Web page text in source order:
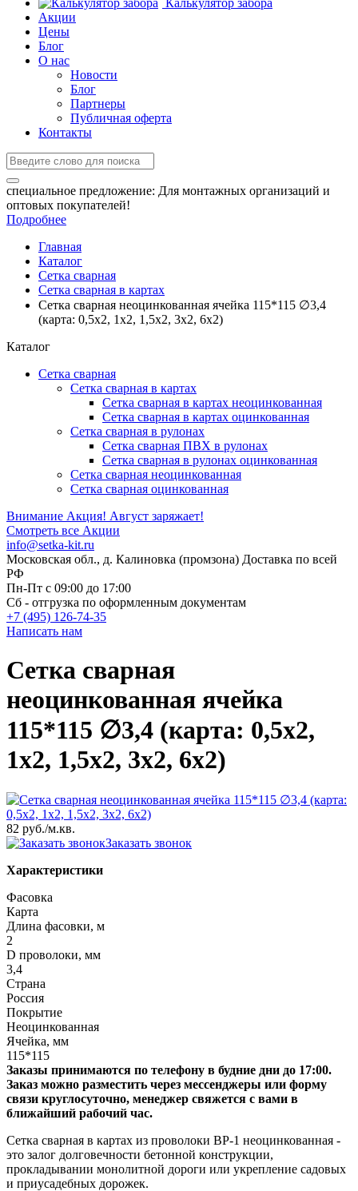
Калькулятор забора
Акции
Цены
Блог
О нас
Новости
Блог
Партнеры
Публичная оферта
Контакты
специальное предложение: Для монтажных организаций и
оптовых покупателей!
Подробнее
Главная
Каталог
Сетка сварная
Сетка сварная в картах
Сетка сварная неоцинкованная ячейка 115*115 ∅3,4
(карта: 0,5х2, 1х2, 1,5х2, 3х2, 6х2)
Каталог
Сетка сварная
Сетка сварная в картах
Сетка сварная в картах неоцинкованная
Сетка сварная в картах оцинкованная
Сетка сварная в рулонах
Cетка сварная ПВХ в рулонах
Сетка сварная в рулонах оцинкованная
Сетка сварная неоцинкованная
Сетка сварная оцинкованная
Внимание Акция! Август заряжает!
Смотреть все Акции
info@setka-kit.ru
Московская обл., д. Калиновка (промзона) Доставка по всей
РФ
Пн-Пт с 09:00 до 17:00
Сб - отгрузка по оформленным документам
+7 (495) 126-74-35
Написать нам
Сетка сварная
неоцинкованная ячейка
115*115 ∅3,4 (карта: 0,5х2,
1х2, 1,5х2, 3х2, 6х2)
82 руб./м.кв.
Заказать звонок
Характеристики
Фасовка
Карта
Длина фасовки, м
2
D проволоки, мм
3,4
Страна
Россия
Покрытие
Неоцинкованная
Ячейка, мм
115*115
Заказы принимаются по телефону в будние дни до 17:00.
Заказ можно разместить через мессенджеры или форму
связи круглосуточно, менеджер свяжется с вами в
ближайший рабочий час.
Сетка сварная в картах из проволоки ВР-1 неоцинкованная -
это залог долговечности бетонной конструкции,
прокладывании монолитной дороги или укрепление садовых
и приусадебных дорожек.